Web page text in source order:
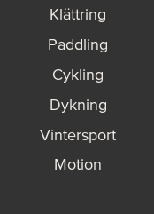
Klättring
Paddling
Cykling
Dykning
Vintersport
Motion